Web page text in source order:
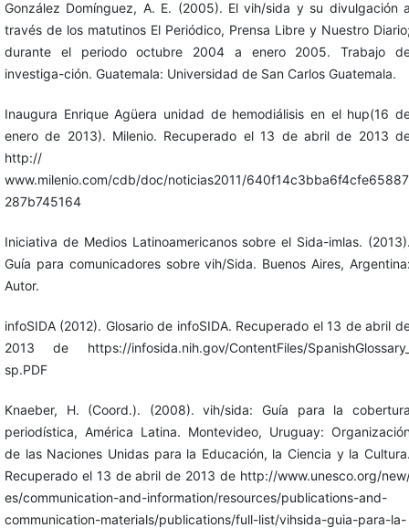
González Domínguez, A. E. (2005). El vih/sida y su divulgación
través de los matutinos El Periódico, Prensa Libre y Nuestro
durante el periodo octubre 2004 a enero 2005. Trabajo
investiga-ción. Guatemala: Universidad de San Carlos Guatemala.
Inaugura Enrique Agüera unidad de hemodiálisis en el hup(16
enero de 2013). Milenio. Recuperado el 13 de abril de 2013
http://
www.milenio.com/cdb/doc/noticias2011/640f14c3bba6f4cfe65887
287b745164
Iniciativa de Medios Latinoamericanos sobre el Sida-imlas.
Guía para comunicadores sobre vih/Sida. Buenos Aires,
Autor.
infoSIDA (2012). Glosario de infoSIDA. Recuperado el 13 de abril
2013 de https://infosida.nih.gov/ContentFiles/
sp.PDF
Knaeber, H. (Coord.). (2008). vih/sida: Guía para la
periodística, América Latina. Montevideo, Uruguay:
de las Naciones Unidas para la Educación, la Ciencia y la
Recuperado el 13 de abril de 2013 de http://www.unesco.org/
es/communication-and-information/resources/publications-and-
communication-materials/publications/full-list/vihsida-guia-para-la-